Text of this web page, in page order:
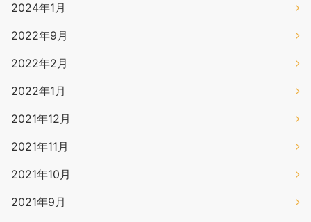
2024年1月
2022年9月
2022年2月
2022年1月
2021年12月
2021年11月
2021年10月
2021年9月